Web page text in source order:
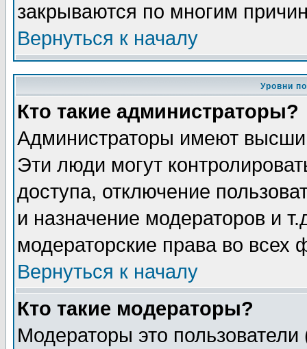
закрываются по многим
Вернуться к началу
Уровни
Кто такие администраторы?
Администраторы имеют
Эти люди могут
доступа, отключение
и назначение модераторов и
модераторские права во всех
Вернуться к началу
Кто такие модераторы?
Модераторы это